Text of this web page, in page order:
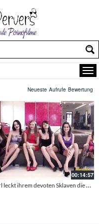
Neueste Aufrufe Bewertung
00:14:57
Kerl leckt ihrem devoten Sklaven die hörner auf